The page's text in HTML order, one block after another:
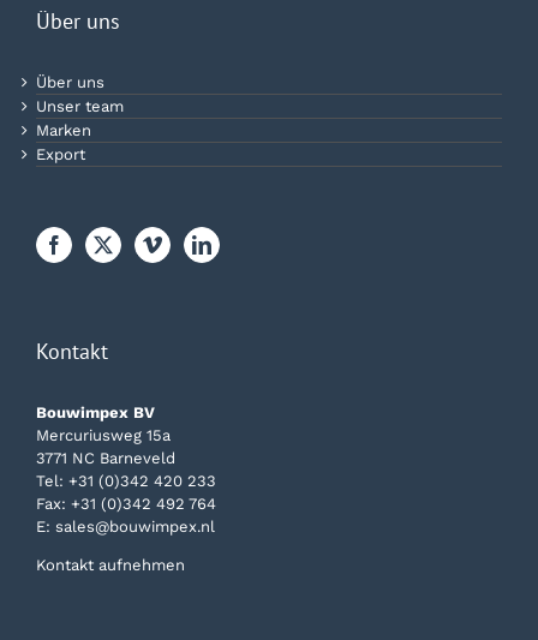
Über uns
Über uns
Unser team
Marken
Export
Kontakt
Bouwimpex BV
Mercuriusweg 15a
3771 NC Barneveld
Tel: +31 (0)342 420 233
Fax: +31 (0)342 492 764
E: sales@bouwimpex.nl
Kontakt aufnehmen